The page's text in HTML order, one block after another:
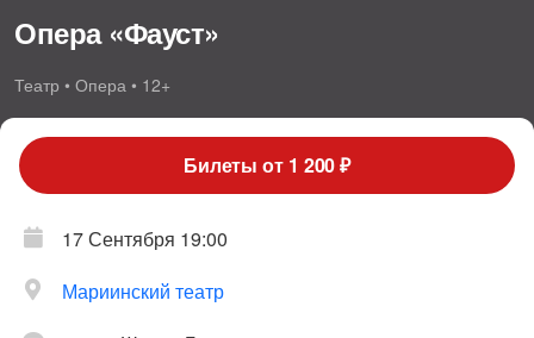
Опера «Фауст»
Театр • Опера • 12+
Билеты от 1 200 ₽
17 Сентября 19:00
Мариинский театр